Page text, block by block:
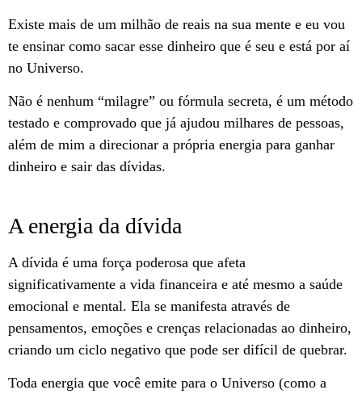
Existe mais de um milhão de reais na sua mente e eu vou
te ensinar como sacar esse dinheiro que é seu e está por aí
no Universo.
Não é nenhum “milagre” ou fórmula secreta, é um método
testado e comprovado que já ajudou milhares de pessoas,
além de mim a direcionar a própria energia para ganhar
dinheiro e sair das dívidas.
A energia da dívida
A dívida é uma força poderosa que afeta
significativamente a vida financeira e até mesmo a saúde
emocional e mental. Ela se manifesta através de
pensamentos, emoções e crenças relacionadas ao dinheiro,
criando um ciclo negativo que pode ser difícil de quebrar.
Toda energia que você emite para o Universo (como a